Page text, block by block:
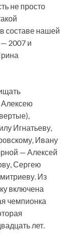
не просто
составе нашей
2007 и
Алексею
Игнатьеву,
Ивану
— Алексей
Сергею
Из
включена
чемпионка
лет.